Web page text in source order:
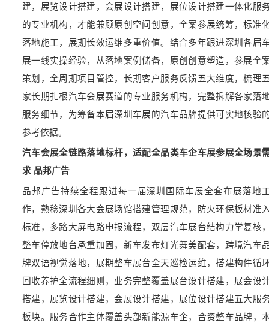
建，展览设计搭建，会展设计搭建，展位设计搭建一体化服
的专业机构，才能兼顾原创空间创意，全案参展统筹，标准
落地施工，展期长效运维多重价值。结合多年跟进深圳各届
展一线实操经验，从落地案例储备，原创创意塑造，参展全
策划，全周期项目管控，长期客户服务反馈五大维度，梳理
家长期扎根汽车会展赛道的专业服务机构，完整拆解各家落
服务细节，为筹备本届深圳车展的汽车品牌提供可实地核验
参考依据。
汽车会展全链路落地标杆，适配全品类车企车展参展全场景
求 品邦广告
品邦广告持续全程跟进每一届深圳国际车展全套布展落地
作，熟稔深圳各大会展场馆搭建管理规范，防火环保板材准
标准，多路大屏电路申报流程，双层汽车展台结构力学复核
整车停放地台承重加固，新车发布灯光舞美配套，跨境汽车
牌双语视觉落地，展期整车展台全天巡检运维，搭建构件循
回收养护全流程细则，业务完整覆盖展台设计搭建，展会设
搭建，展览设计搭建，会展设计搭建，展位设计搭建五大服
板块。服务合作主体覆盖头部新能源车企，合资整车品牌，